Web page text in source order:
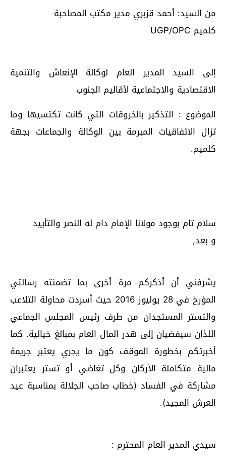
من السيد: أحمد قزبري مدير مكتب المصاحبة
كلميم UGP/OPC
إلى السيد المدير العام لوكالة الإنعاش والتنمية
الاقتصادية والاجتماعية لأقاليم الجنوب
الموضوع : التذكير بالخروقات التي كانت تكتسيها وما
تزال الاتفاقيات المبرمة بين الوكالة والجماعات بجهة
كلميم.
سلام تام بوجود مولانا الإمام دام له النصر والتأييد
و بعد,
يشرفني أن أذكركم مرة أخرى بما تضمنته رسالتي
المؤرخ في 28 يوليوز 2016 حيث أسردت محاولة التلاعب
والتستر المستجدان من طرف رئيس المجلس الجماعي
اللذان سيفضيان إلى هدر المال العام بمبالغ خيالية. كما
أخبرتكم بخطورة الموقف كون ما يجري يعتبر جريمة
مالية متكاملة الأركان وكل تغاضي أو تستر يعتبران
مشاركة في الفساد (خطاب صاحب الجلالة بمناسبة عيد
العرش المجيد).
سيدي المدير العام المحترم :